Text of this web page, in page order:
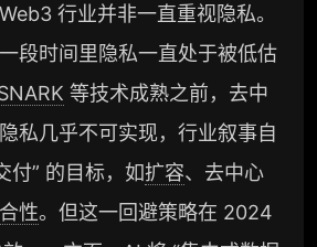
行业并非一直重视隐私。
段时间里隐私一直处于被低估
等技术成熟之前，去中
私几乎不可实现，行业叙事自
付” 的目标，如扩容、去中心
性。但这一回避策略在 2024